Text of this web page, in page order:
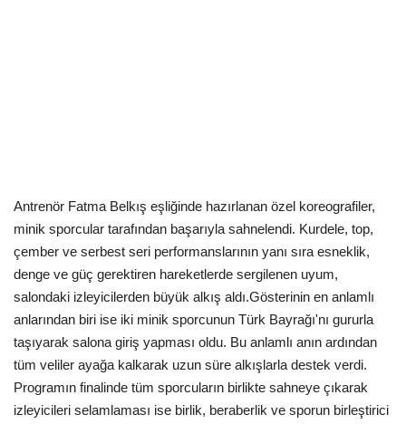
Gündem
Dünya
Antrenör Fatma Belkış eşliğinde hazırlanan özel koreografiler,
minik sporcular tarafından başarıyla sahnelendi. Kurdele, top,
çember ve serbest seri performanslarının yanı sıra esneklik,
denge ve güç gerektiren hareketlerde sergilenen uyum,
salondaki izleyicilerden büyük alkış aldı.Gösterinin en anlamlı
anlarından biri ise iki minik sporcunun Türk Bayrağı'nı gururla
taşıyarak salona giriş yapması oldu. Bu anlamlı anın ardından
tüm veliler ayağa kalkarak uzun süre alkışlarla destek verdi.
Programın finalinde tüm sporcuların birlikte sahneye çıkarak
izleyicileri selamlaması ise birlik, beraberlik ve sporun birleştirici